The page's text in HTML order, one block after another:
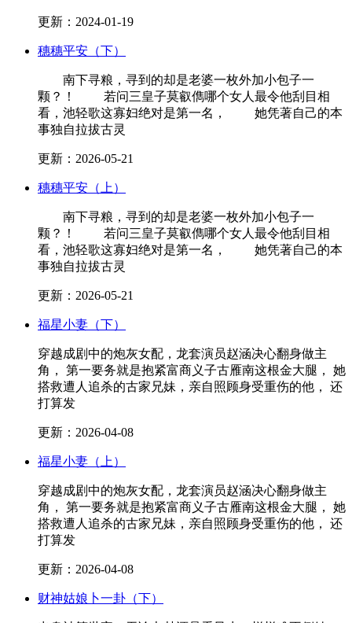
更新：2024-01-19
穗穗平安（下）
南下寻粮，寻到的却是老婆一枚外加小包子一
颗？！ 若问三皇子莫叡儁哪个女人最令他刮目相
看，池轻歌这寡妇绝对是第一名， 她凭著自己的本
事独自拉拔古灵
更新：2026-05-21
穗穗平安（上）
南下寻粮，寻到的却是老婆一枚外加小包子一
颗？！ 若问三皇子莫叡儁哪个女人最令他刮目相
看，池轻歌这寡妇绝对是第一名， 她凭著自己的本
事独自拉拔古灵
更新：2026-05-21
福星小妻（下）
穿越成剧中的炮灰女配，龙套演员赵涵决心翻身做主
角， 第一要务就是抱紧富商义子古雁南这根金大腿， 她
搭救遭人追杀的古家兄妹，亲自照顾身受重伤的他， 还
打算发
更新：2026-04-08
福星小妻（上）
穿越成剧中的炮灰女配，龙套演员赵涵决心翻身做主
角， 第一要务就是抱紧富商义子古雁南这根金大腿， 她
搭救遭人追杀的古家兄妹，亲自照顾身受重伤的他， 还
打算发
更新：2026-04-08
财神姑娘卜一卦（下）